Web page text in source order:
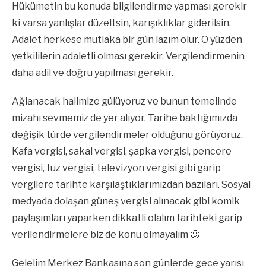
Hükümetin bu konuda bilgilendirme yapması gerekir
ki varsa yanlışlar düzeltsin, karışıklıklar giderilsin.
Adalet herkese mutlaka bir gün lazım olur. O yüzden
yetkililerin adaletli olması gerekir. Vergilendirmenin
daha adil ve doğru yapılması gerekir.
Ağlanacak halimize gülüyoruz ve bunun temelinde
mizahı sevmemiz de yer alıyor. Tarihe baktığımızda
değişik türde vergilendirmeler olduğunu görüyoruz.
Kafa vergisi, sakal vergisi, şapka vergisi, pencere
vergisi, tuz vergisi, televizyon vergisi gibi garip
vergilere tarihte karşılaştıklarımızdan bazıları. Sosyal
medyada dolaşan güneş vergisi alınacak gibi komik
paylaşımları yaparken dikkatli olalım tarihteki garip
verilendirmelere biz de konu olmayalım 🙂
Gelelim Merkez Bankasına son günlerde gece yarısı